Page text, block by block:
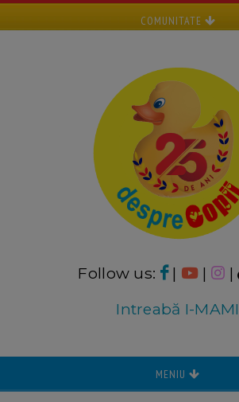
COMUNITATE
Follow us: | | |
Intreabă I-MAMI
MENIU